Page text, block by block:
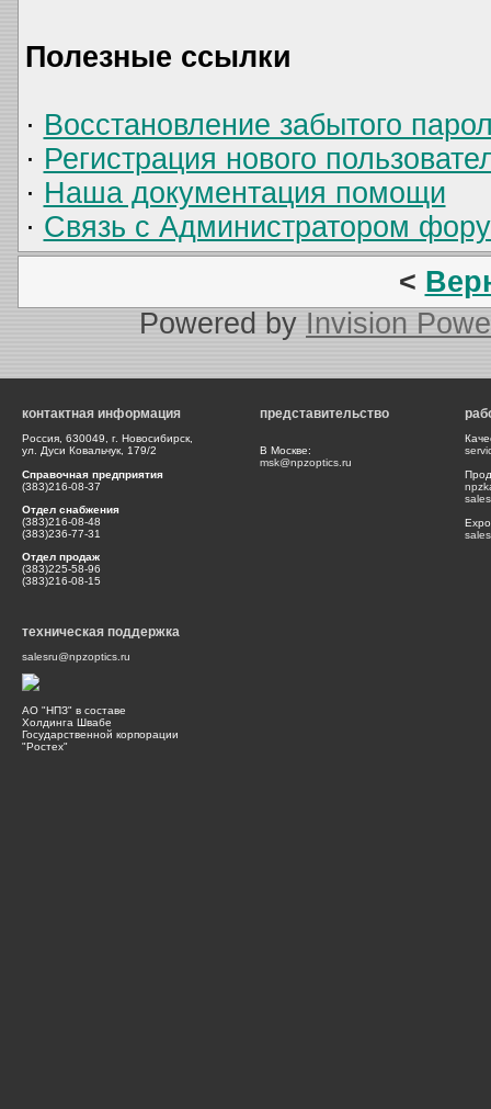
Полезные ссылки
· Восстановление забытого
· Регистрация нового
· Наша документация помощи
· Связь с Администратором
<
Powered by Invision
контактная информация
Россия, 630049, г. Новосибирск,
ул. Дуси Ковальчук, 179/2
Справочная предприятия
(383)216-08-37
Отдел снабжения
(383)216-08-48
(383)236-77-31
Отдел продаж
(383)225-58-96
(383)216-08-15
представительство
В Москве:
msk@npzoptics.ru
техническая поддержка
salesru@npzoptics.ru
АО "НПЗ" в составе
Холдинга Швабе
Государственной корпорации
"Ростех"